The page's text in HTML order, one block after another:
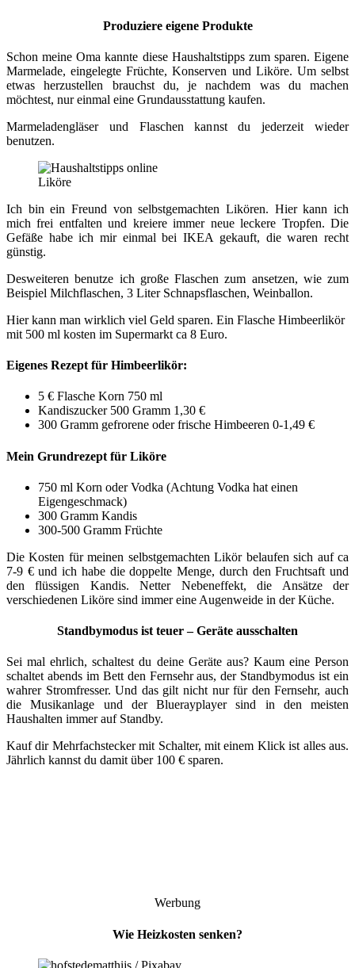
Produziere eigene Produkte
Schon meine Oma kannte diese Haushaltstipps zum sparen. Eigene
Marmelade, eingelegte Früchte, Konserven und Liköre. Um selbst
etwas herzustellen brauchst du, je nachdem was du machen
möchtest, nur einmal eine Grundausstattung kaufen.
Marmeladengläser und Flaschen kannst du jederzeit wieder
benutzen.
Liköre
Ich bin ein Freund von selbstgemachten Likören. Hier kann ich
mich frei entfalten und kreiere immer neue leckere Tropfen. Die
Gefäße habe ich mir einmal bei IKEA gekauft, die waren recht
günstig.
Desweiteren benutze ich große Flaschen zum ansetzen, wie zum
Beispiel Milchflaschen, 3 Liter Schnapsflaschen, Weinballon.
Hier kann man wirklich viel Geld sparen. Ein Flasche Himbeerlikör
mit 500 ml kosten im Supermarkt ca 8 Euro.
Eigenes Rezept für Himbeerlikör:
5 € Flasche Korn 750 ml
Kandiszucker 500 Gramm 1,30 €
300 Gramm gefrorene oder frische Himbeeren 0-1,49 €
Mein Grundrezept für Liköre
750 ml Korn oder Vodka (Achtung Vodka hat einen
Eigengeschmack)
300 Gramm Kandis
300-500 Gramm Früchte
Die Kosten für meinen selbstgemachten Likör belaufen sich auf ca
7-9 € und ich habe die doppelte Menge, durch den Fruchtsaft und
den flüssigen Kandis. Netter Nebeneffekt, die Ansätze der
verschiedenen Liköre sind immer eine Augenweide in der Küche.
Standbymodus ist teuer – Geräte ausschalten
Sei mal ehrlich, schaltest du deine Geräte aus? Kaum eine Person
schaltet abends im Bett den Fernsehr aus, der Standbymodus ist ein
wahrer Stromfresser. Und das gilt nicht nur für den Fernsehr, auch
die Musikanlage und der Bluerayplayer sind in den meisten
Haushalten immer auf Standby.
Kauf dir Mehrfachstecker mit Schalter, mit einem Klick ist alles aus.
Jährlich kannst du damit über 100 € sparen.
Werbung
Wie Heizkosten senken?